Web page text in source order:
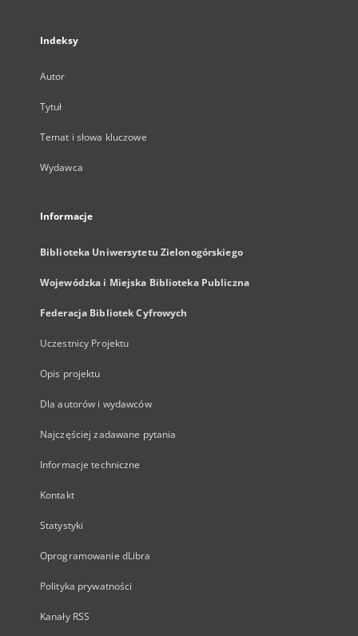
Indeksy
Autor
Tytuł
Temat i słowa kluczowe
Wydawca
Informacje
Biblioteka Uniwersytetu Zielonogórskiego
Wojewódzka i Miejska Biblioteka Publiczna
Federacja Bibliotek Cyfrowych
Uczestnicy Projektu
Opis projektu
Dla autorów i wydawców
Najczęściej zadawane pytania
Informacje techniczne
Kontakt
Statystyki
Oprogramowanie dLibra
Polityka prywatności
Kanały RSS